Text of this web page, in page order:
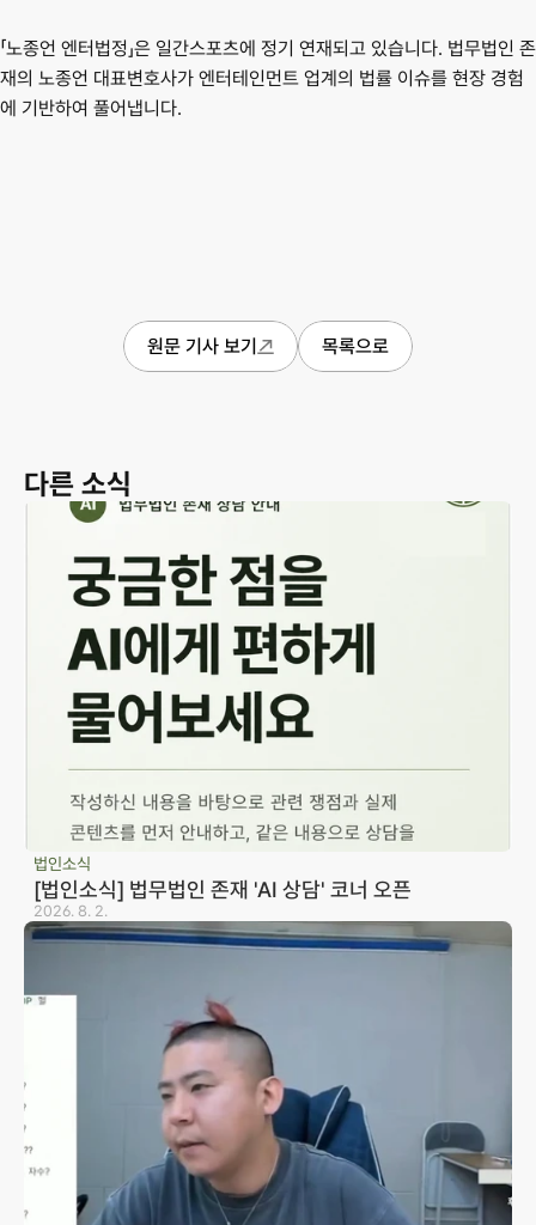
「노종언 엔터법정」은 일간스포츠에 정기 연재되고 있습니다. 법무법인 존
재의 노종언 대표변호사가 엔터테인먼트 업계의 법률 이슈를 현장 경험
에 기반하여 풀어냅니다.
원문 기사 보기 목록으로
다른 소식
법인소식
[법인소식] 법무법인 존재 'AI 상담' 코너 오픈
2026. 8. 2.